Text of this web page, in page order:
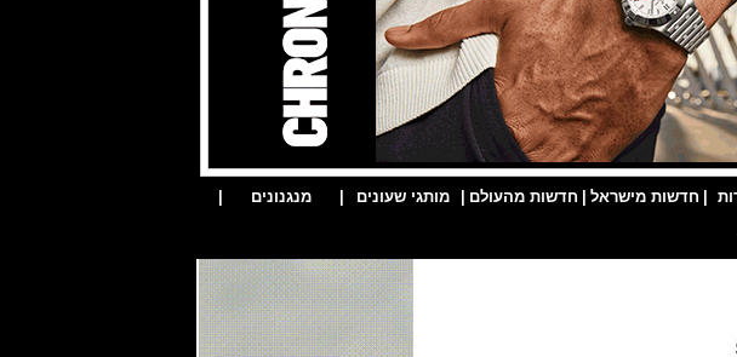
חדשות מישראל חדשות מהעולם מותגי שעונים מנגנונים